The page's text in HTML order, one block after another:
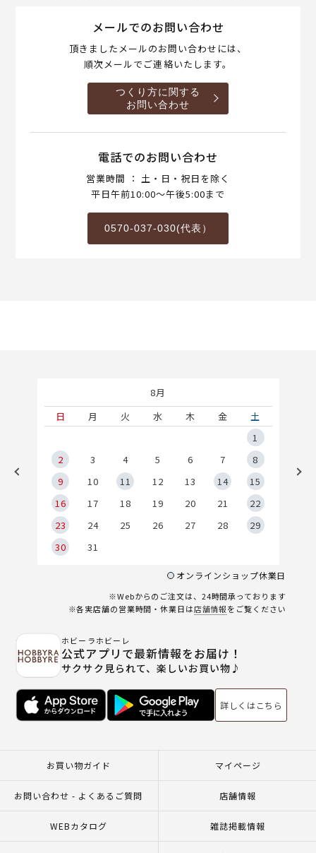
メールでのお問い合わせ
頂きましたメールのお問い合わせには、
順次メールでご連絡いたします。
つくり方に関する
お問い合わせ
電話でのお問い合わせ
営業時間 ： 土・日・祝日を除く
平日午前10:00～午後5:00まで
0570-037-030(代表）
8月
日
月 火 水 木 金
土
1
2
3 4 5 6 7
8
9
10 11 12 13 14
15
16
17 18 19 20 21
22
23
24 25 26 27 28
29
30
31
オンラインショップ休業日
※Webからのご注文は、24時間承っております
※各実店舗の営業時間・休業日は店舗情報をご覧ください
ホビーラホビーレ
公式アプリで最新情報をお届け！
サクサク見られて、楽しいお買い物♪
詳しくはこちら
お買い物ガイド マイページ
お問い合わせ - よくあるご質問 店舗情報
WEBカタログ 雑誌掲載情報